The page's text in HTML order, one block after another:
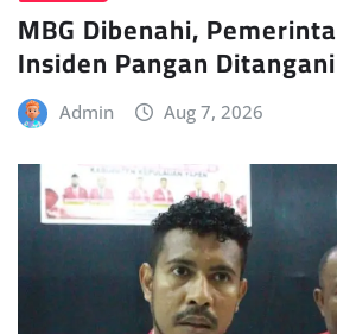
MBG Dibenahi,
Insiden Pangan
Admin Aug 7, 2026